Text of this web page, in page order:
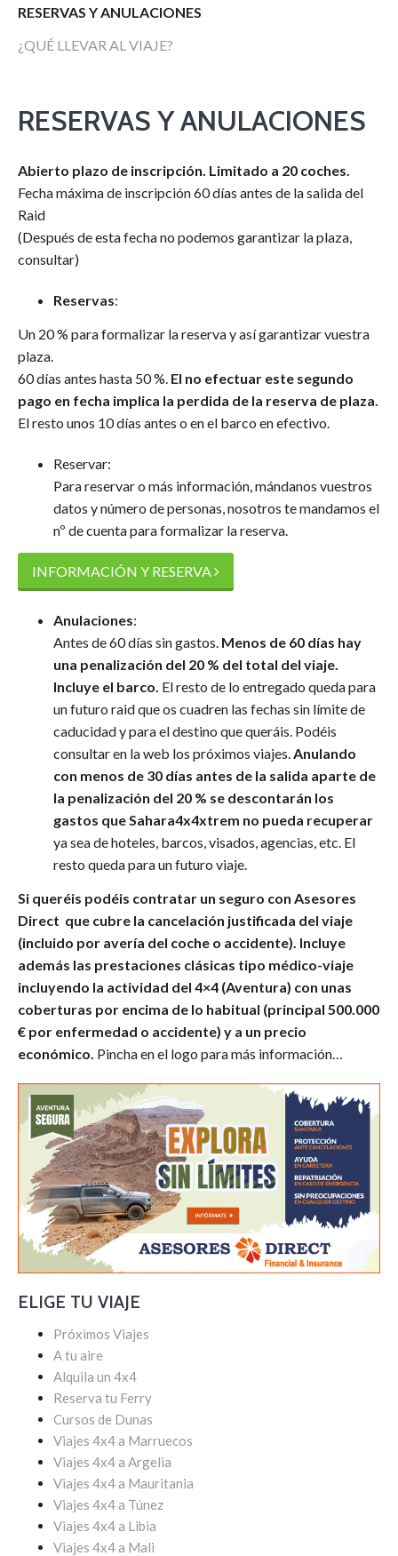
RESERVAS Y ANULACIONES
¿QUÉ LLEVAR AL VIAJE?
RESERVAS Y ANULACIONES
Abierto plazo de inscripción. Limitado a 20 coches.
Fecha máxima de inscripción 60 días antes de la salida del
Raid
(Después de esta fecha no podemos garantizar la plaza,
consultar)
Reservas:
Un 20 % para formalizar la reserva y así garantizar vuestra
plaza.
60 días antes hasta 50 %. El no efectuar este segundo
pago en fecha implica la perdida de la reserva de plaza.
El resto unos 10 días antes o en el barco en efectivo.
Reservar:
Para reservar o más información, mándanos vuestros
datos y número de personas, nosotros te mandamos el
nº de cuenta para formalizar la reserva.
INFORMACIÓN Y RESERVA
Anulaciones:
Antes de 60 días sin gastos. Menos de 60 días hay
una penalización del 20 % del total del viaje.
Incluye el barco. El resto de lo entregado queda para
un futuro raid que os cuadren las fechas sin límite de
caducidad y para el destino que queráis. Podéis
consultar en la web los próximos viajes.Anulando
con menos de 30 días antes de la salida aparte de
la penalización del 20 % se descontarán los
gastos que Sahara4x4xtrem no pueda recuperar
ya sea de hoteles, barcos, visados, agencias, etc. El
resto queda para un futuro viaje.
Si queréis podéis contratar un seguro con Asesores
Direct que cubre la cancelación justificada del viaje
(incluido por avería del coche o accidente). Incluye
además las prestaciones clásicas tipo médico-viaje
incluyendo la actividad del 4×4 (Aventura) con unas
coberturas por encima de lo habitual (principal 500.000
€ por enfermedad o accidente) y a un precio
económico. Pincha en el logo para más información…
ELIGE TU VIAJE
Próximos Viajes
A tu aire
Alquila un 4x4
Reserva tu Ferry
Cursos de Dunas
Viajes 4x4 a Marruecos
Viajes 4x4 a Argelia
Viajes 4x4 a Mauritania
Viajes 4x4 a Túnez
Viajes 4x4 a Libia
Viajes 4x4 a Mali